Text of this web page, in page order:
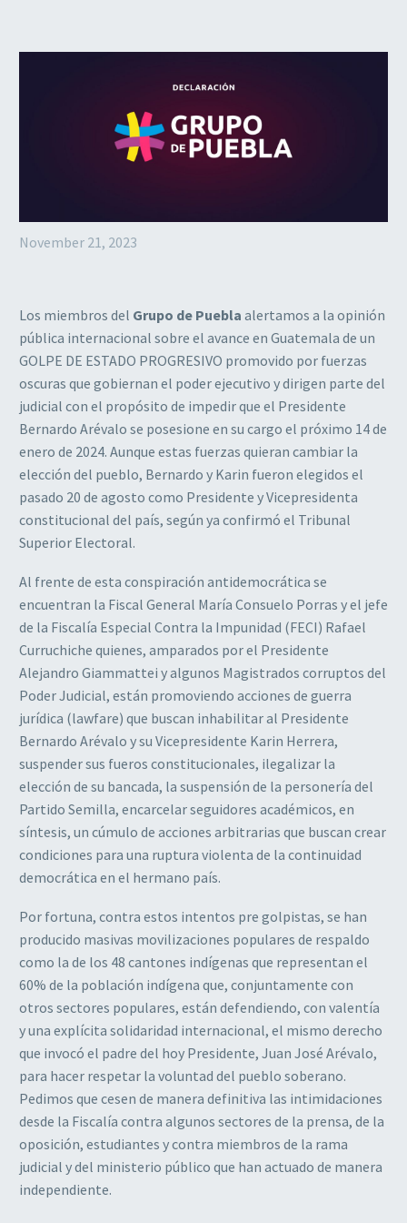
November 21, 2023
Los miembros del Grupo de Puebla alertamos a la opinión
pública internacional sobre el avance en Guatemala de un
GOLPE DE ESTADO PROGRESIVO promovido por fuerzas
oscuras que gobiernan el poder ejecutivo y dirigen parte del
judicial con el propósito de impedir que el Presidente
Bernardo Arévalo se posesione en su cargo el próximo 14 de
enero de 2024. Aunque estas fuerzas quieran cambiar la
elección del pueblo, Bernardo y Karin fueron elegidos el
pasado 20 de agosto como Presidente y Vicepresidenta
constitucional del país, según ya confirmó el Tribunal
Superior Electoral.
Al frente de esta conspiración antidemocrática se
encuentran la Fiscal General María Consuelo Porras y el jefe
de la Fiscalía Especial Contra la Impunidad (FECI) Rafael
Curruchiche quienes, amparados por el Presidente
Alejandro Giammattei y algunos Magistrados corruptos del
Poder Judicial, están promoviendo acciones de guerra
jurídica (lawfare) que buscan inhabilitar al Presidente
Bernardo Arévalo y su Vicepresidente Karin Herrera,
suspender sus fueros constitucionales, ilegalizar la
elección de su bancada, la suspensión de la personería del
Partido Semilla, encarcelar seguidores académicos, en
síntesis, un cúmulo de acciones arbitrarias que buscan crear
condiciones para una ruptura violenta de la continuidad
democrática en el hermano país.
Por fortuna, contra estos intentos pre golpistas, se han
producido masivas movilizaciones populares de respaldo
como la de los 48 cantones indígenas que representan el
60% de la población indígena que, conjuntamente con
otros sectores populares, están defendiendo, con valentía
y una explícita solidaridad internacional, el mismo derecho
que invocó el padre del hoy Presidente, Juan José Arévalo,
para hacer respetar la voluntad del pueblo soberano.
Pedimos que cesen de manera definitiva las intimidaciones
desde la Fiscalía contra algunos sectores de la prensa, de la
oposición, estudiantes y contra miembros de la rama
judicial y del ministerio público que han actuado de manera
independiente.